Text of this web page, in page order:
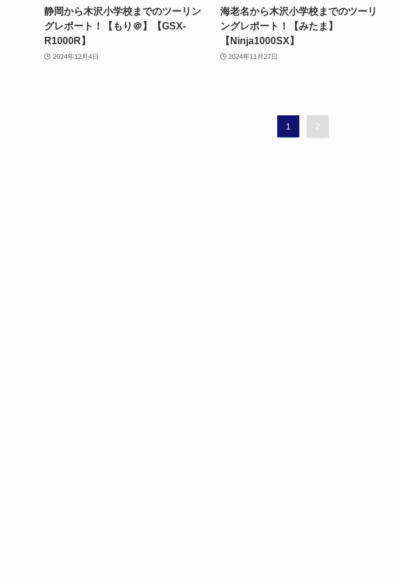
静岡から木沢小学校までのツーリン
グレポート！【もり＠】【GSX-
R1000R】
2024年12月4日
海老名から木沢小学校までのツーリ
ングレポート！【みたま】
【Ninja1000SX】
2024年11月27日
1 2